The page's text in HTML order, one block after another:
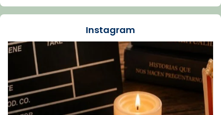
dos mesos, a l'Estadi Lluís Companys, la
Recupera l'entrevista comp
Vatican
tican News 👇
www.vaticannews.va/es/iglesia/news/2026-
07/carmina-historia-depresion-papa-viaje-
espana-testimoni...
Instagram